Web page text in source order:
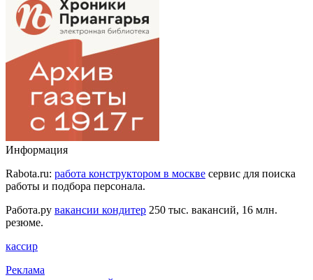
Информация
Rabota.ru: работа конструктором в москве сервис для поиска
работы и подбора персонала.
Работа.ру вакансии кондитер 250 тыс. вакансий, 16 млн.
резюме.
кассир
Реклама